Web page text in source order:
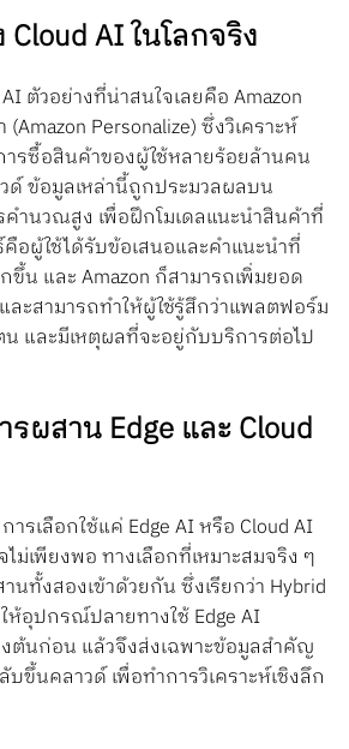
Cloud AI ในโลกจริง
ตัวอย่างที่น่าสนใจเลยคือ Amazon
Personalize) ซึ่งวิเคราะห์
รซื้อสินค้าของผู้ใช้หลายร้อยล้านคน
ด์ ข้อมูลเหล่านี้ถูกประมวลผลบน
คำนวณสูง เพื่อฝึกโมเดลแนะนำสินค้าที่
อผู้ใช้ได้รับข้อเสนอและคำแนะนำที่
ขึ้น และ Amazon ก็สามารถเพิ่มยอด
ละสามารถทำให้ผู้ใช้รู้สึกว่าแพลตฟอร์ม
น และมีเหตุผลที่จะอยู่กับบริการต่อไป
ผสาน Edge และ Cloud
รเลือกใช้แค่ Edge AI หรือ Cloud AI
ม่เพียงพอ ทางเลือกที่เหมาะสมจริง ๆ
นทั้งสองเข้าด้วยกัน ซึ่งเรียกว่า Hybrid
อุปกรณ์ปลายทางใช้ Edge AI
ต้นก่อน แล้วจึงส่งเฉพาะข้อมูลสำคัญ
ขึ้นคลาวด์ เพื่อทำการวิเคราะห์เชิงลึก